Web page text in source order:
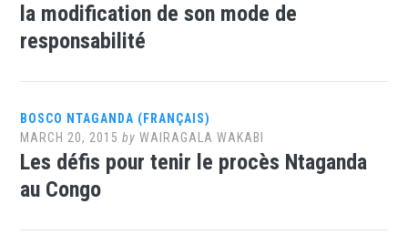
la modification de son mode de
responsabilité
BOSCO NTAGANDA (FRANÇAIS)
MARCH 20, 2015 byWAIRAGALA WAKABI
Les défis pour tenir le procès Ntaganda
au Congo